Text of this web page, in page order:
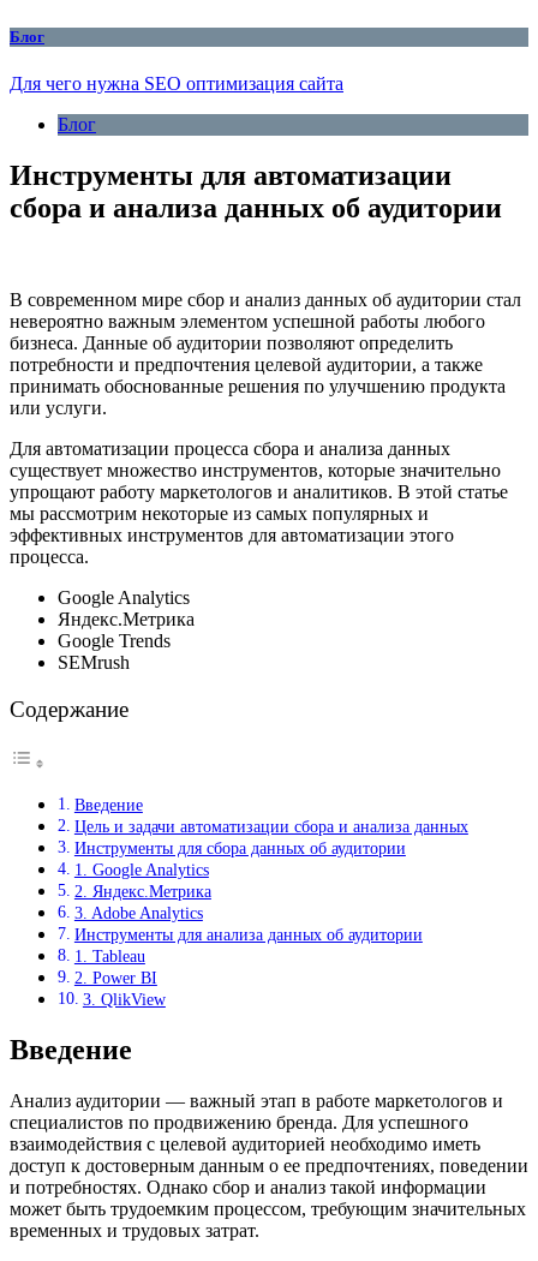
Блог
Для чего нужна SEO оптимизация сайта
Блог
Инструменты для автоматизации
сбора и анализа данных об аудитории
В современном мире сбор и анализ данных об аудитории стал
невероятно важным элементом успешной работы любого
бизнеса. Данные об аудитории позволяют определить
потребности и предпочтения целевой аудитории, а также
принимать обоснованные решения по улучшению продукта
или услуги.
Для автоматизации процесса сбора и анализа данных
существует множество инструментов, которые значительно
упрощают работу маркетологов и аналитиков. В этой статье
мы рассмотрим некоторые из самых популярных и
эффективных инструментов для автоматизации этого
процесса.
Google Analytics
Яндекс.Метрика
Google Trends
SEMrush
Содержание
Введение
Цель и задачи автоматизации сбора и анализа данных
Инструменты для сбора данных об аудитории
1. Google Analytics
2. Яндекс.Метрика
3. Adobe Analytics
Инструменты для анализа данных об аудитории
1. Tableau
2. Power BI
3. QlikView
Введение
Анализ аудитории — важный этап в работе маркетологов и
специалистов по продвижению бренда. Для успешного
взаимодействия с целевой аудиторией необходимо иметь
доступ к достоверным данным о ее предпочтениях, поведении
и потребностях. Однако сбор и анализ такой информации
может быть трудоемким процессом, требующим значительных
временных и трудовых затрат.